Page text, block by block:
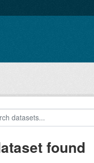
found